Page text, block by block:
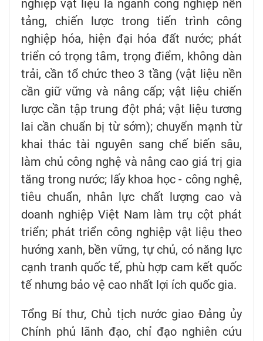
nghiệp vật liệu là ngành công nghiệp nền
tảng, chiến lược trong tiến trình công
nghiệp hóa, hiện đại hóa đất nước; phát
triển có trọng tâm, trọng điểm, không dàn
trải, cần tổ chức theo 3 tầng (vật liệu nền
cần giữ vững và nâng cấp; vật liệu chiến
lược cần tập trung đột phá; vật liệu tương
lai cần chuẩn bị từ sớm); chuyển mạnh từ
khai thác tài nguyên sang chế biến sâu,
làm chủ công nghệ và nâng cao giá trị gia
tăng trong nước; lấy khoa học - công nghệ,
tiêu chuẩn, nhân lực chất lượng cao và
doanh nghiệp Việt Nam làm trụ cột phát
triển; phát triển công nghiệp vật liệu theo
hướng xanh, bền vững, tự chủ, có năng lực
cạnh tranh quốc tế, phù hợp cam kết quốc
tế nhưng bảo vệ cao nhất lợi ích quốc gia.
Tổng Bí thư, Chủ tịch nước giao Đảng ủy
Chính phủ lãnh đạo, chỉ đạo nghiên cứu